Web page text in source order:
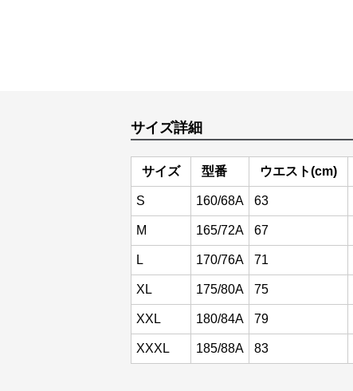
サイズ詳細
サイズ 型番 ウエスト(cm)
S 160/68A 63
M 165/72A 67
L 170/76A 71
XL 175/80A 75
XXL 180/84A 79
XXXL 185/88A 83